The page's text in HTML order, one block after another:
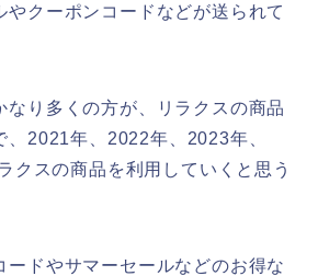
やクーポンコードなどが送られて
なり多くの方が、リラクスの商品
、2021年、2022年、2023年、
クスの商品を利用していくと思う
ードやサマーセールなどのお得な